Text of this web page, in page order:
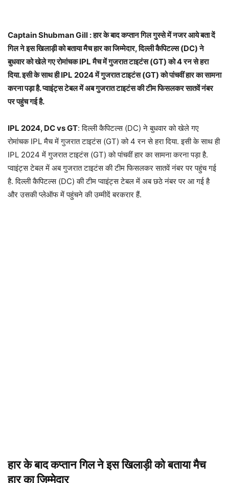
Captain Shubman Gill : हार के बाद कप्तान गिल गुस्से में नजर आये बता दें
गिल ने इस खिलाड़ी को बताया मैच हार का जिम्मेदार, दिल्ली कैपिटल्स (DC) ने
बुधवार को खेले गए रोमांचक IPL मैच में गुजरात टाइटंस (GT) को 4 रन से हरा
दिया. इसी के साथ ही IPL 2024 में गुजरात टाइटंस (GT) को पांचवीं हार का सामना
करना पड़ा है. प्वाइंट्स टेबल में अब गुजरात टाइटंस की टीम फिसलकर सातवें नंबर
पर पहुंच गई है.
IPL 2024, DC vs GT: दिल्ली कैपिटल्स (DC) ने बुधवार को खेले गए
रोमांचक IPL मैच में गुजरात टाइटंस (GT) को 4 रन से हरा दिया. इसी के साथ ही
IPL 2024 में गुजरात टाइटंस (GT) को पांचवीं हार का सामना करना पड़ा है.
प्वाइंट्स टेबल में अब गुजरात टाइटंस की टीम फिसलकर सातवें नंबर पर पहुंच गई
है. दिल्ली कैपिटल्स (DC) की टीम प्वाइंट्स टेबल में अब छठे नंबर पर आ गई है
और उसकी प्लेऑफ में पहुंचने की उम्मीदें बरकरार हैं.
हार के बाद कप्तान गिल ने इस खिलाड़ी को बताया मैच
हार का जिम्मेदार